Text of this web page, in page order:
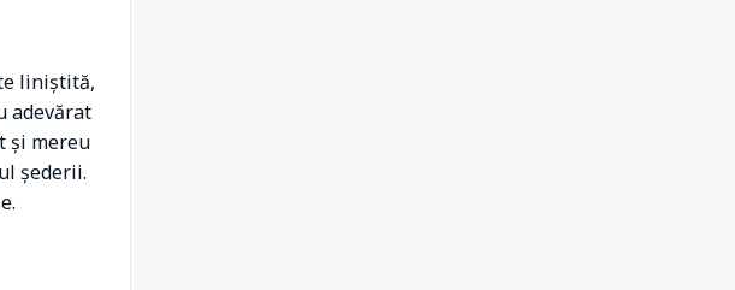
liniștită,
adevărat
și mereu
șederii.